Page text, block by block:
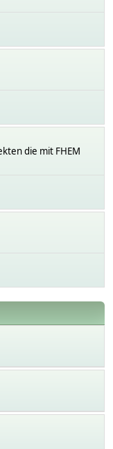
die mit FHEM